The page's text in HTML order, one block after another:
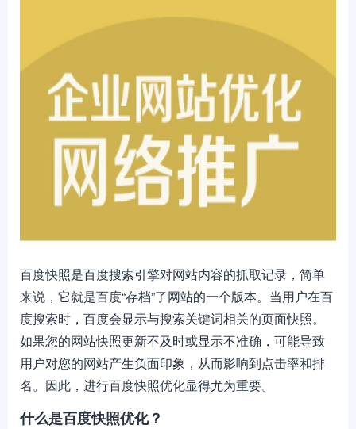
百度快照是百度搜索引擎对网站内容的抓取记录，简单
来说，它就是百度“存档”了网站的一个版本。当用户在百
度搜索时，百度会显示与搜索关键词相关的页面快照。
如果您的网站快照更新不及时或显示不准确，可能导致
用户对您的网站产生负面印象，从而影响到点击率和排
名。因此，进行百度快照优化显得尤为重要。
什么是百度快照优化？